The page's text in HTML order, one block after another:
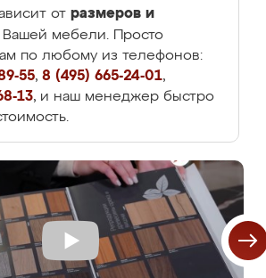
от размеров и
Вашей мебели. Просто
по любому из телефонов:
55, 8 (495) 665-24-01,
13, и наш менеджер быстро